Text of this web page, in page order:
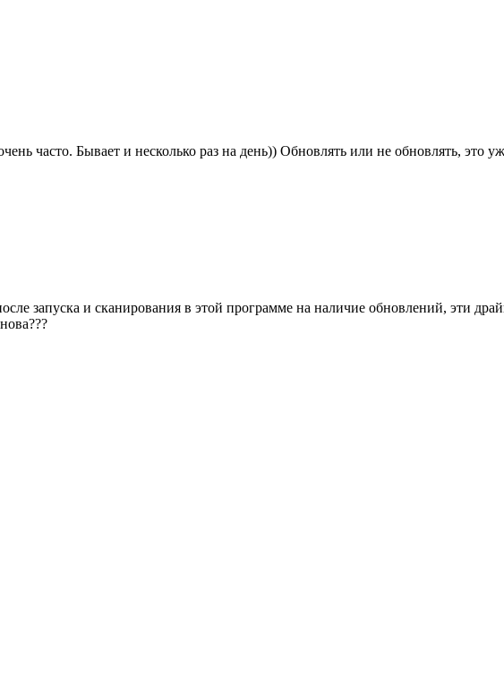
часто. Бывает и несколько раз на день)) Обновлять или не обновлять, это
запуска и сканирования в этой программе на наличие обновлений, эти